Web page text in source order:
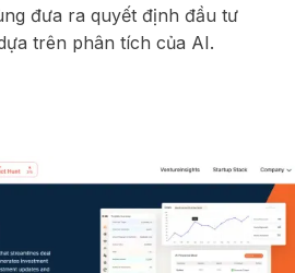
đưa ra quyết định đầu tư
trên phân tích của AI.